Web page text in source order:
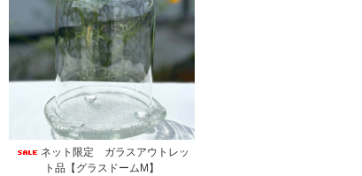
ネット限定 ガラスアウトレッ
ト品【グラスドームM】